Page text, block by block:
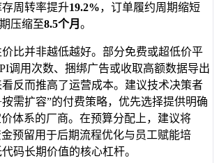
周转率提升19.2%，订单履约周期缩短
压缩至8.5个月 。
比并非越低越好。部分免费或超低价平
调用次数、捆绑广告或收取高额数据导出
反而推高了运营成本。建议技术决策者
需扩容”的付费策略，优先选择提供明确
体系的厂商。在预算分配上，建议将
预留用于后期流程优化与员工赋能培
码长期价值的核心杠杆。